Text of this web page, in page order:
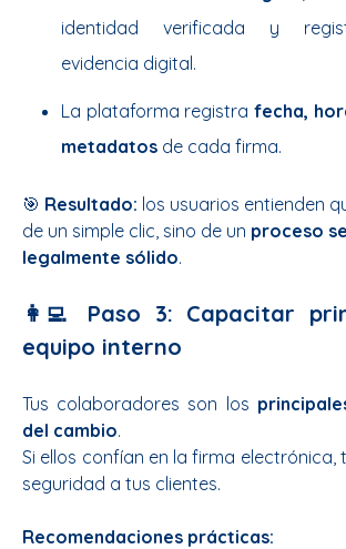
identidad verificada y
evidencia digital.
La plataforma registra fecha,
metadatos de cada firma.
🎯 Resultado: los usuarios entienden
de un simple clic, sino de un proceso
legalmente sólido.
👩‍💻 Paso 3: Capacitar
equipo interno
Tus colaboradores son los
del cambio.
Si ellos confían en la firma electrónica,
seguridad a tus clientes.
Recomendaciones prácticas: